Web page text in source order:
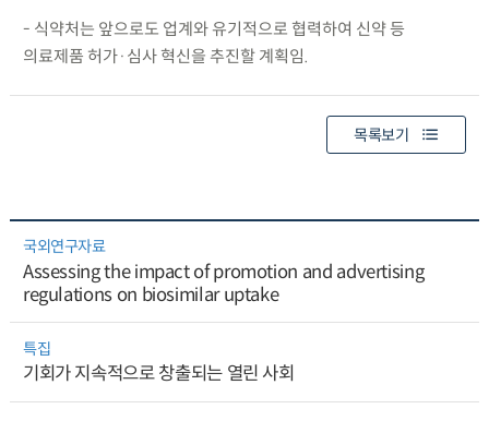
- 식약처는 앞으로도 업계와 유기적으로 협력하여 신약 등
의료제품 허가·심사 혁신을 추진할 계획임.
목록보기
국외연구자료
Assessing the impact of promotion and advertising
regulations on biosimilar uptake
특집
기회가 지속적으로 창출되는 열린 사회